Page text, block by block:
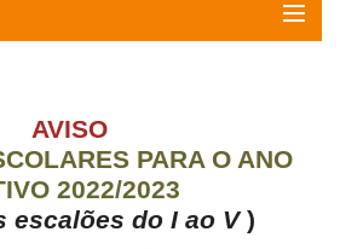
AVISO
PARA O ANO
2022/2023
escalões do I ao V)